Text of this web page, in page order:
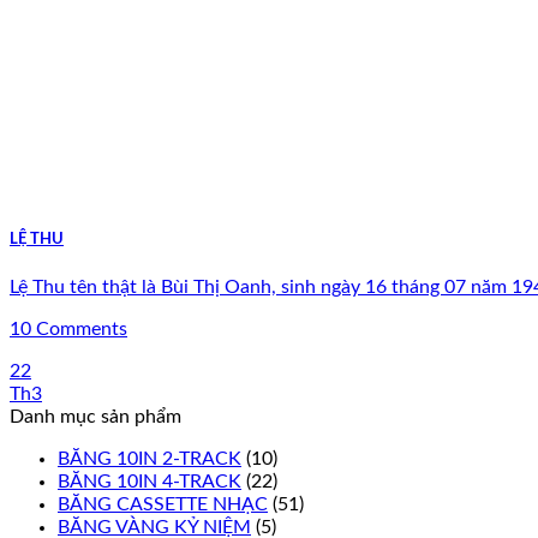
LỆ THU
Lệ Thu tên thật là Bùi Thị Oanh, sinh ngày 16 tháng 07 năm
10 Comments
22
Th3
Danh mục sản phẩm
BĂNG 10IN 2-TRACK (10)
BĂNG 10IN 4-TRACK (22)
BĂNG CASSETTE NHẠC (51)
BĂNG VÀNG KỶ NIỆM (5)